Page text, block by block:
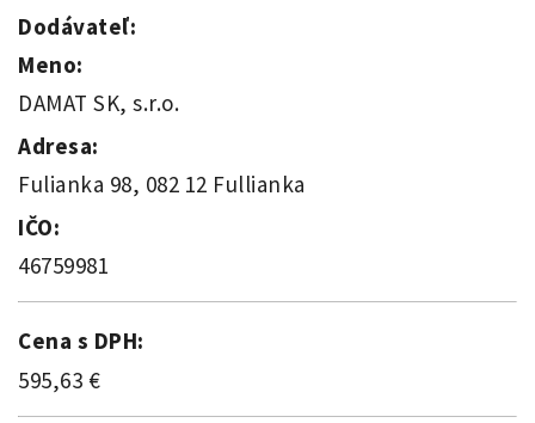
Dodávateľ:
Meno:
DAMAT SK, s.r.o.
Adresa:
Fulianka 98, 082 12 Fullianka
IČO:
46759981
Cena s DPH:
595,63 €